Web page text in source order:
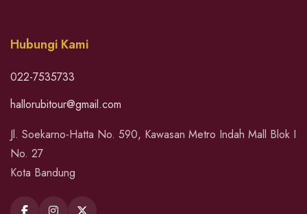
Hubungi Kami
022-7535733
hallorubitour@gmail.com
Jl. Soekarno-Hatta No. 590, Kawasan Metro Indah Mall Blok I
No. 27
Kota Bandung